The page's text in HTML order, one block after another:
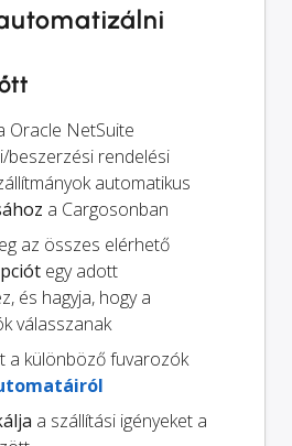
Oracle NetSuite
beszerzési rendelési
automatikus
a Cargosonban
az összes elérhető
egy adott
és hagyja, hogy a
válasszanak
a különböző fuvarozók
a szállítási igényeket a